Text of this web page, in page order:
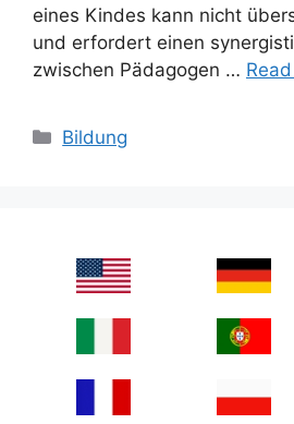
eines Kindes kann nicht
und erfordert einen
zwischen Pädagogen …
Categories
Bildung